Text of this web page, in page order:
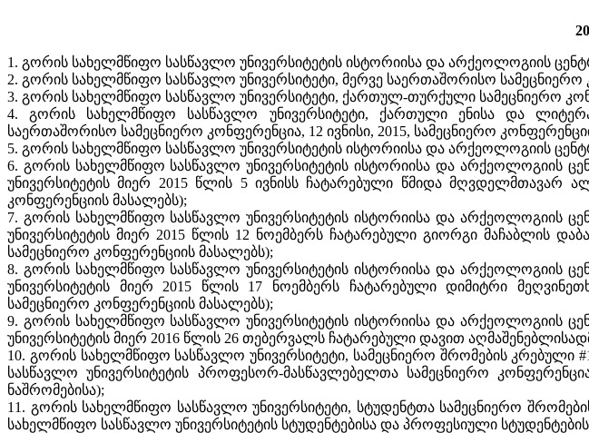
1. გორის სახელმწიფო სასწავლო უნივერსიტეტის ისტორიისა და არქეოლოგიის
2. გორის სახელმწიფო სასწავლო უნივერსიტეტი, მერვე საერთაშორისო სამეცნიერო
3. გორის სახელმწიფო სასწავლო უნივერსიტეტი, ქართულ-თურქული სამეცნიერო
4. გორის სახელმწიფო სასწავლო უნივერსიტეტი, ქართული ენისა და
საერთაშორისო სამეცნიერო კონფერენცია, 12 ივნისი, 2015, სამეცნიერო
5. გორის სახელმწიფო სასწავლო უნივერსიტეტის ისტორიისა და არქეოლოგიის
6. გორის სახელმწიფო სასწავლო უნივერსიტეტის ისტორიისა და არქეოლოგიის
უნივერსიტეტის მიერ 2015 წლის 5 ივნისს ჩატარებული წმიდა მღვდელმთავარ
კონფერენციის მასალებს);
7. გორის სახელმწიფო სასწავლო უნივერსიტეტის ისტორიისა და არქეოლოგიის
უნივერსიტეტის მიერ 2015 წლის 12 ნოემბერს ჩატარებული გიორგი მაჩაბლის
სამეცნიერო კონფერენციის მასალებს);
8. გორის სახელმწიფო სასწავლო უნივერსიტეტის ისტორიისა და არქეოლოგიის
უნივერსიტეტის მიერ 2015 წლის 17 ნოემბერს ჩატარებული დიმიტრი
სამეცნიერო კონფერენციის მასალებს);
9. გორის სახელმწიფო სასწავლო უნივერსიტეტის ისტორიისა და არქეოლოგიის
უნივერსიტეტის მიერ 2016 წლის 26 თებერვალს ჩატარებული დავით
10. გორის სახელმწიფო სასწავლო უნივერსიტეტი, სამეცნიერო შრომების კრებული
სასწავლო უნივერსიტეტის პროფესორ-მასწავლებელთა სამეცნიერო
ნაშრომებისა);
11. გორის სახელმწიფო სასწავლო უნივერსიტეტი, სტუდენტთა სამეცნიერო
სახელმწიფო სასწავლო უნივერსიტეტის სტუდენტებისა და პროფესიული